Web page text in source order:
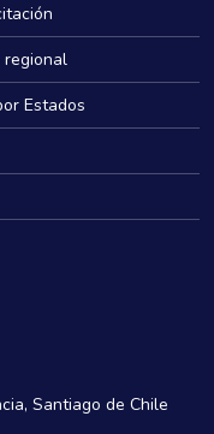
regional
Estados
Santiago de Chile